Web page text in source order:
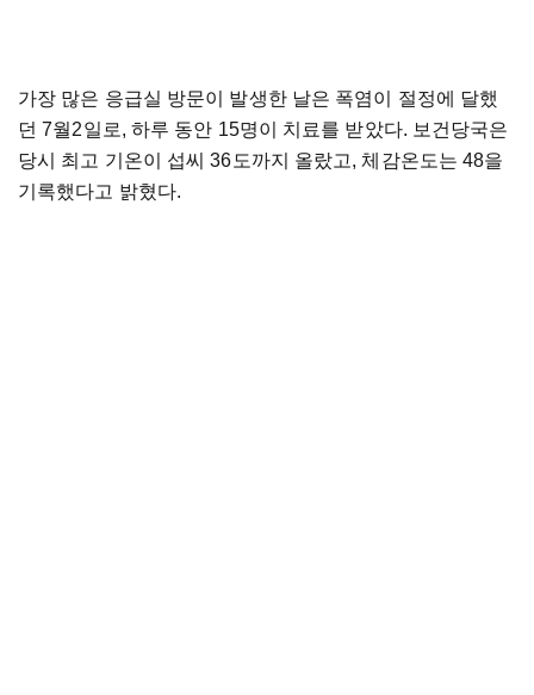
가장 많은 응급실 방문이 발생한 날은 폭염이 절정에 달했
던 7월2일로, 하루 동안 15명이 치료를 받았다. 보건당국은
당시 최고 기온이 섭씨 36도까지 올랐고, 체감온도는 48을
기록했다고 밝혔다.